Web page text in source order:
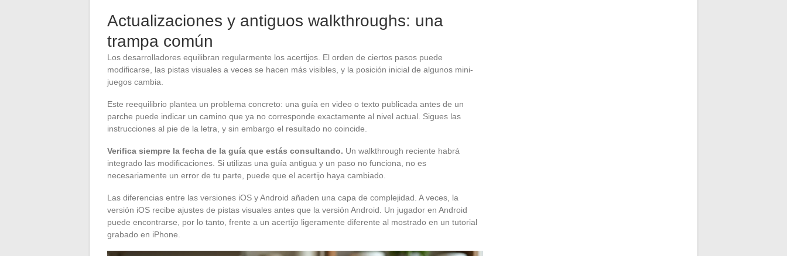
Actualizaciones y antiguos walkthroughs: una
trampa común
Los desarrolladores equilibran regularmente los acertijos. El orden de ciertos pasos puede
modificarse, las pistas visuales a veces se hacen más visibles, y la posición inicial de algunos mini-
juegos cambia.
Este reequilibrio plantea un problema concreto: una guía en video o texto publicada antes de un
parche puede indicar un camino que ya no corresponde exactamente al nivel actual. Sigues las
instrucciones al pie de la letra, y sin embargo el resultado no coincide.
Verifica siempre la fecha de la guía que estás consultando. Un walkthrough reciente habrá
integrado las modificaciones. Si utilizas una guía antigua y un paso no funciona, no es
necesariamente un error de tu parte, puede que el acertijo haya cambiado.
Las diferencias entre las versiones iOS y Android añaden una capa de complejidad. A veces, la
versión iOS recibe ajustes de pistas visuales antes que la versión Android. Un jugador en Android
puede encontrarse, por lo tanto, frente a un acertijo ligeramente diferente al mostrado en un tutorial
grabado en iPhone.